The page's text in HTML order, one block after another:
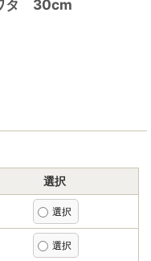
タ 30cm
選択